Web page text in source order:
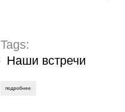
Tags:
Наши встречи
подробнее